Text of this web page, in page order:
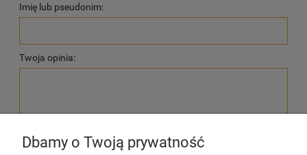
Imię lub pseudonim:
Twoja opinia:
Dbamy o Twoją prywatność